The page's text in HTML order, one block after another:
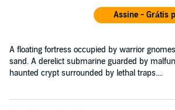
Assine - Grátis
A floating fortress occupied by warrior
sand. A derelict submarine guarded by
haunted crypt surrounded by lethal traps....